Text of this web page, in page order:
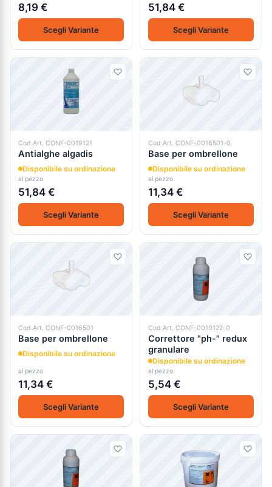
8,19 €
Scegli Variante
51,84 €
Scegli Variante
Cod.Art. CONF-0019121
Antialghe algadis
Disponibile su ordinazione
al pezzo
51,84 €
Scegli Variante
Cod.Art. CONF-0016501-0
Base per ombrellone
Disponibile su ordinazione
al pezzo
11,34 €
Scegli Variante
Cod.Art. CONF-0016501
Base per ombrellone
Disponibile su ordinazione
al pezzo
11,34 €
Scegli Variante
Cod.Art. CONF-0019122-0
Correttore "ph-" redux
granulare
Disponibile su ordinazione
al pezzo
5,54 €
Scegli Variante